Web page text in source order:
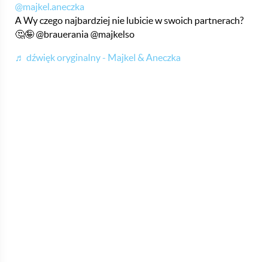
@majkel.aneczka
A Wy czego najbardziej nie lubicie w swoich partnerach?
🤔🤪 @brauerania @majkelso
♬ dźwięk oryginalny - Majkel & Aneczka